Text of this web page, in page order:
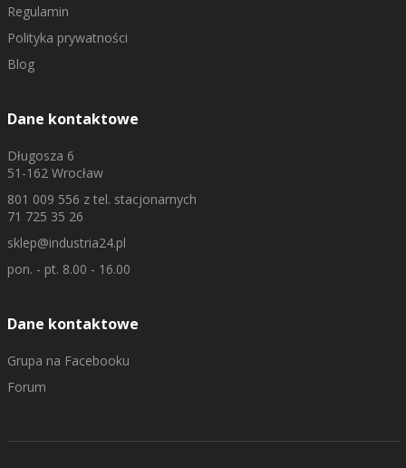
Regulamin
Polityka prywatności
Blog
Dane kontaktowe
Długosza 6
51-162 Wrocław
801 009 556 z tel. stacjonarnych
71 725 35 26
sklep@industria24.pl
pon. - pt. 8.00 - 16.00
Dane kontaktowe
Grupa na Facebooku
Forum